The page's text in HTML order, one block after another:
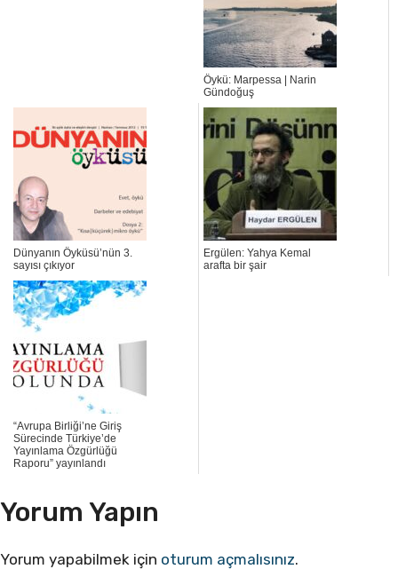
Öykü: Marpessa | Narin
Gündoğuş
Dünyanın Öyküsü’nün 3.
sayısı çıkıyor
Ergülen: Yahya Kemal
arafta bir şair
“Avrupa Birliği’ne Giriş
Sürecinde Türkiye’de
Yayınlama Özgürlüğü
Raporu” yayınlandı
Yorum Yapın
Yorum yapabilmek için oturum açmalısınız.